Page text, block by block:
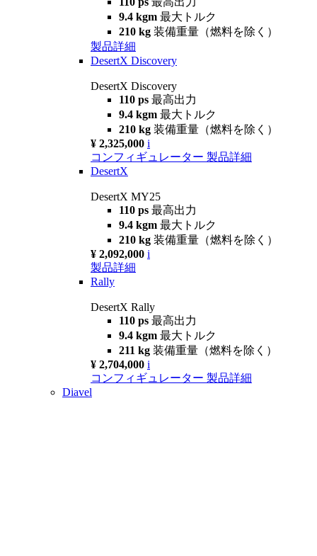
9.4 kgm 最大トルク
210 kg 装備重量（燃料を除く）
製品詳細
DesertX Discovery
DesertX Discovery
110 ps 最高出力
9.4 kgm 最大トルク
210 kg 装備重量（燃料を除く）
¥ 2,325,000 i
コンフィギュレーター 製品詳細
DesertX
DesertX MY25
110 ps 最高出力
9.4 kgm 最大トルク
210 kg 装備重量（燃料を除く）
¥ 2,092,000 i
製品詳細
Rally
DesertX Rally
110 ps 最高出力
9.4 kgm 最大トルク
211 kg 装備重量（燃料を除く）
¥ 2,704,000 i
コンフィギュレーター 製品詳細
Diavel